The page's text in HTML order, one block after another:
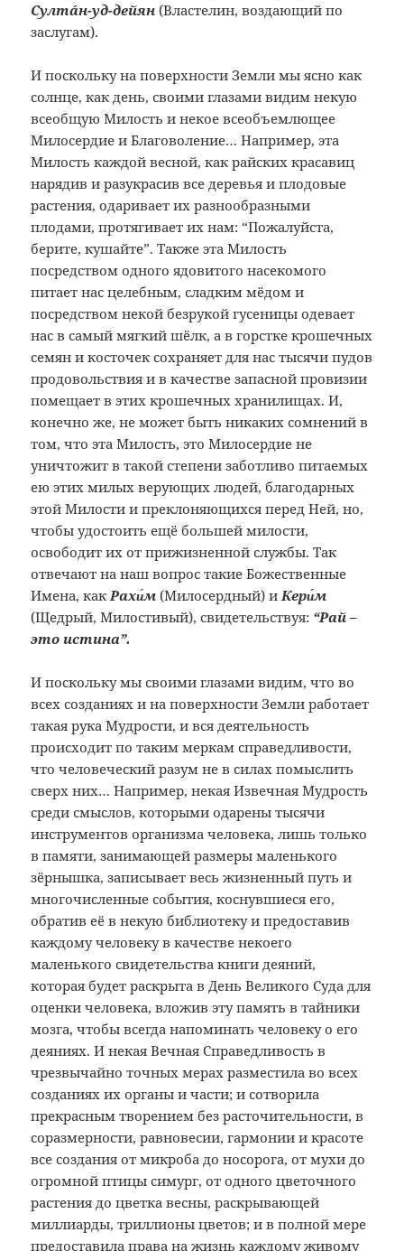
Султáн-уд-дейян (Властелин, воздающий по
заслугам).
И поскольку на поверхности Земли мы ясно как
солнце, как день, своими глазами видим некую
всеобщую Милость и некое всеобъемлющее
Милосердие и Благоволение… Например, эта
Милость каждой весной, как райских красавиц
нарядив и разукрасив все деревья и плодовые
растения, одаривает их разнообразными
плодами, протягивает их нам: “Пожалуйста,
берите, кушайте”. Также эта Милость
посредством одного ядовитого насекомого
питает нас целебным, сладким мёдом и
посредством некой безрукой гусеницы одевает
нас в самый мягкий шёлк, а в горстке крошечных
семян и косточек сохраняет для нас тысячи пудов
продовольствия и в качестве запасной провизии
помещает в этих крошечных хранилищах. И,
конечно же, не может быть никаких сомнений в
том, что эта Милость, это Милосердие не
уничтожит в такой степени заботливо питаемых
ею этих милых верующих людей, благодарных
этой Милости и преклоняющихся перед Ней, но,
чтобы удостоить ещё большей милости,
освободит их от прижизненной службы. Так
отвечают на наш вопрос такие Божественные
Имена, какРахи́м (Милосердный) иКери́м
(Щедрый, Милостивый), свидетельствуя: “Рай –
это истина”.
И поскольку мы своими глазами видим, что во
всех созданиях и на поверхности Земли работает
такая рука Мудрости, и вся деятельность
происходит по таким меркам справедливости,
что человеческий разум не в силах помыслить
сверх них… Например, некая Извечная Мудрость
среди смыслов, которыми одарены тысячи
инструментов организма человека, лишь только
в памяти, занимающей размеры маленького
зёрнышка, записывает весь жизненный путь и
многочисленные события, коснувшиеся его,
обратив её в некую библиотеку и предоставив
каждому человеку в качестве некоего
маленького свидетельства книги деяний,
которая будет раскрыта в День Великого Суда для
оценки человека, вложив эту память в тайники
мозга, чтобы всегда напоминать человеку о его
деяниях. И некая Вечная Справедливость в
чрезвычайно точных мерах разместила во всех
созданиях их органы и части; и сотворила
прекрасным творением без расточительности, в
соразмерности, равновесии, гармонии и красоте
все создания от микроба до носорога, от мухи до
огромной птицы симург, от одного цветочного
растения до цветка весны, раскрывающей
миллиарды, триллионы цветов; и в полной мере
предоставила права на жизнь каждому живому